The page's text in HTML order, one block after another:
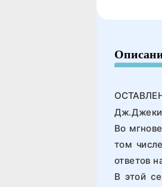
Во
том
ответов
В этой